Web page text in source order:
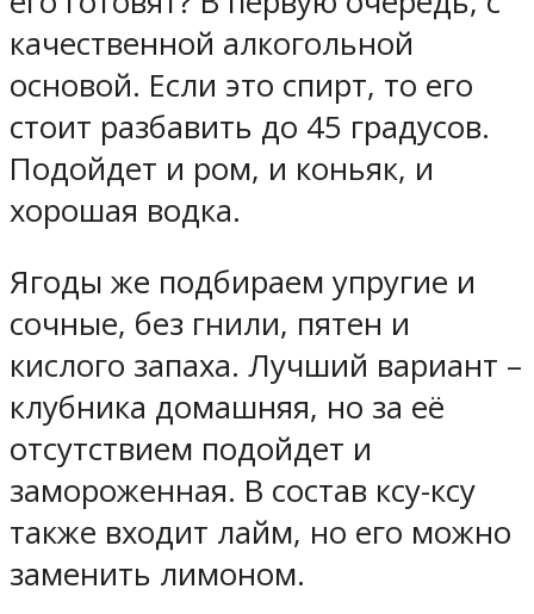
качественной алкогольной
основой. Если это спирт, то его
стоит разбавить до 45 градусов.
Подойдет и ром, и коньяк, и
хорошая водка.
Ягоды же подбираем упругие и
сочные, без гнили, пятен и
кислого запаха. Лучший вариант –
клубника домашняя, но за её
отсутствием подойдет и
замороженная. В состав ксу-ксу
также входит лайм, но его можно
заменить лимоном.